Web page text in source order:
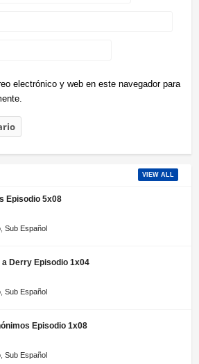
electrónico y web en este navegador para
VIEW ALL
Episodio 5x08
Sub Español
a Derry Episodio 1x04
Sub Español
Episodio 1x08
Sub Español